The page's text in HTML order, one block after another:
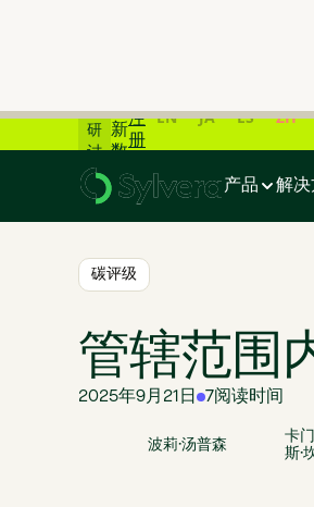
线
研
讨
会
最
新
数
据
一
览
注
册
EN JA ES ZH
产品 解决
碳评级
管辖范围
2025年9月21日 7阅读时间
波莉·汤普森
卡
斯·